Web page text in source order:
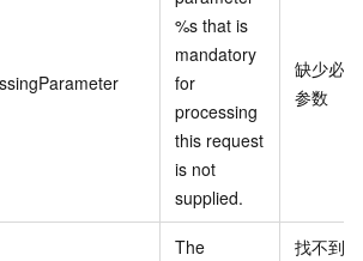
%s that is
mandatory
for
processing
this request
is not
supplied.
缺少必
参数
The
找不到